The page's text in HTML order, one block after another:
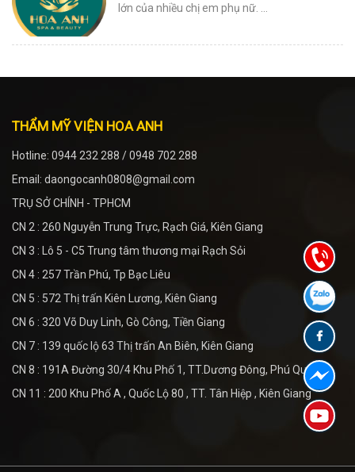
lớn của nhiều chị em phụ nữ. ...
THẨM MỸ VIỆN HOA ANH
Hotline: 0944 232 288 / 0948 702 288
Email: daongocanh0808@gmail.com
TRỤ SỞ CHÍNH - TPHCM
CN 2 : 260 Nguyễn Trung Trực, Rạch Giá, Kiên Giang
CN 3 : Lô 5 - C5 Trung tâm thương mại Rạch Sỏi
CN 4 : 257 Trần Phú, Tp Bạc Liêu
CN 5 : 572 Thị trấn Kiên Lương, Kiên Giang
CN 6 : 320 Võ Duy Linh, Gò Công, Tiền Giang
CN 7 : 139 quốc lộ 63 Thị trấn An Biên, Kiên Giang
CN 8 : 191A Đường 30/4 Khu Phố 1, TT.Dương Đông, Phú Quốc
CN 11 : 200 Khu Phố A , Quốc Lộ 80 , TT. Tân Hiệp , Kiên Giang